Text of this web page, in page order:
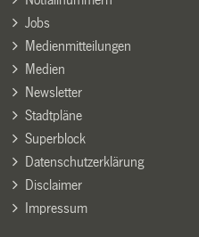
Jobs
Medienmitteilungen
Medien
Newsletter
Stadtpläne
Superblock
Datenschutzerklärung
Disclaimer
Impressum